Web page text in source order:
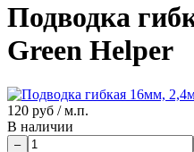
Подводка
Green Helper
120 руб / м.п.
В наличии